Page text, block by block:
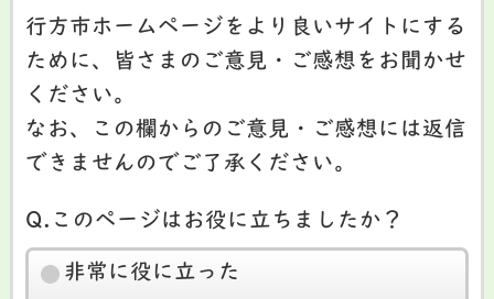
行方市ホームページをより良いサイトにする
ために、皆さまのご意見・ご感想をお聞かせ
ください。
なお、この欄からのご意見・ご感想には返信
できませんのでご了承ください。
Q.このページはお役に立ちましたか？
非常に役に立った